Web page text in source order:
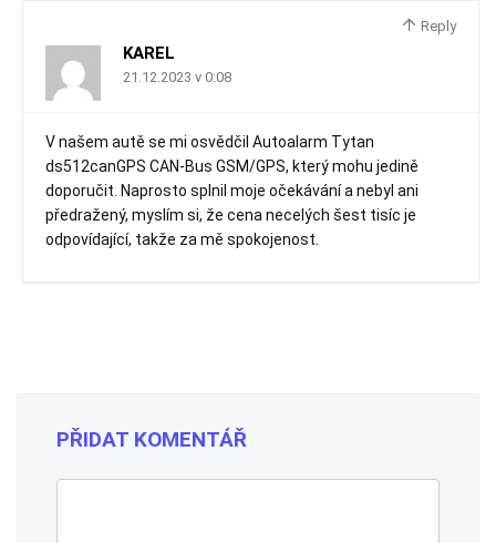
Reply
KAREL
21.12.2023 v 0:08
V našem autě se mi osvědčil Autoalarm Tytan
ds512canGPS CAN-Bus GSM/GPS, který mohu jedině
doporučit. Naprosto splnil moje očekávání a nebyl ani
předražený, myslím si, že cena necelých šest tisíc je
odpovídající, takže za mě spokojenost.
PŘIDAT KOMENTÁŘ